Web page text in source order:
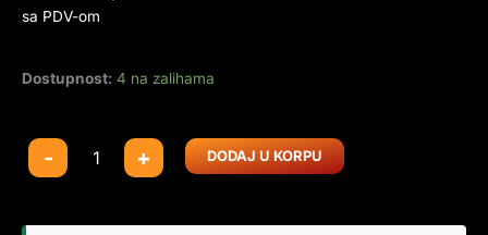
sa PDV-om
Dostupnost: 4 na zalihama
-
Laptop
Asus
Gaming
+ DODAJ U KORPU